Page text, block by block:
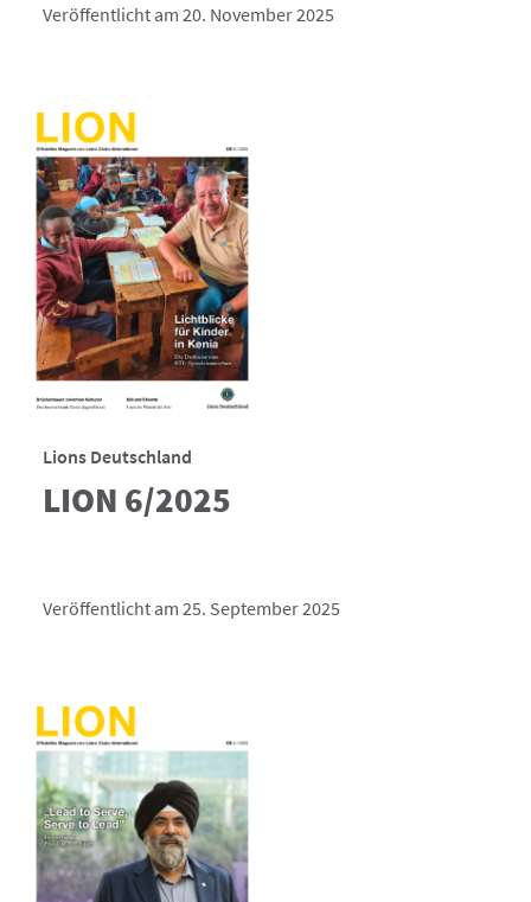
Veröffentlicht am 20. November 2025
Lions Deutschland
LION 6/2025
Veröffentlicht am 25. September 2025